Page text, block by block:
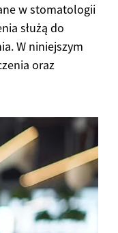
w stomatologii
służą do
W niniejszym
oraz